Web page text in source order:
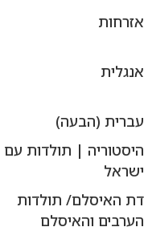
אזרחות
אנגלית
עברית (הבעה)
היסטוריה | תולדות עם
ישראל
דת האיסלם/ תולדות
הערבים והאיסלם